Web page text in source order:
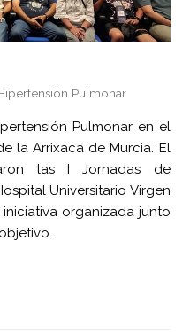
Pulmonar
Pulmonar en el
la Arrixaca de Murcia. El
las I Jornadas de
Universitario Virgen
organizada junto